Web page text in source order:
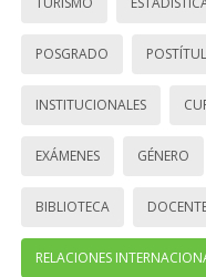
POSGRADO
INSTITUCIONALES
EXÁMENES GÉNERO
BIBLIOTECA
RELACIONES